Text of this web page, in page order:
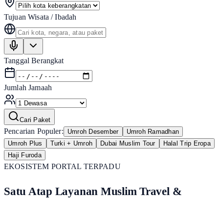
Tujuan Wisata / Ibadah
Tanggal Berangkat
Jumlah Jamaah
Cari Paket
Pencarian Populer: Umroh Desember
Umroh Ramadhan
Umroh Plus
Turki + Umroh Dubai Muslim Tour
Halal Trip Eropa
Haji Furoda
EKOSISTEM PORTAL TERPADU
Satu Atap Layanan Muslim Travel &